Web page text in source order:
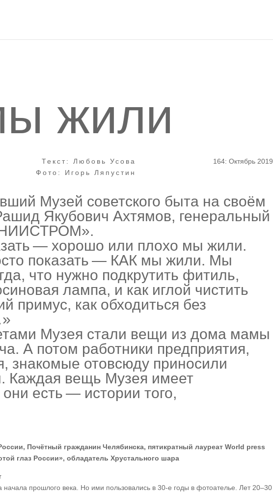
жили
Текст: Любовь Усова
Фото: Игорь Ляпустин
164: Октябрь 2019
Музей советского быта на своём
Якубович Ахтямов, генеральный
— хорошо или плохо мы жили.
показать — КАК мы жили. Мы
что нужно подкрутить фитиль,
лампа, и как иглой чистить
примус, как обходиться без
Музея стали вещи из дома мамы
А потом работники предприятия,
знакомые отовсюду приносили
Каждая вещь Музея имеет
есть — истории того,
Почётный гражданин Челябинска, пятикратный лауреат World press
глаз России», обладатель Хрустального шара
начала прошлого века. Но ими пользовались в 30‑е годы в фотоателье. Лет 20–30